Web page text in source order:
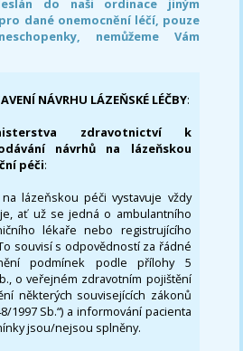
do naši ordinace jiným
dané onemocnění léčí, pouze
nemůžeme Vám
NÁVRHU LÁZEŇSKÉ LÉČBY:
zdravotnictví k
návrhů na lázeňskou
péči:
lázeňskou péči vystavuje vždy
ať už se jedná o ambulantního
lékaře nebo registrujícího
souvisí s odpovědností za řádné
podmínek podle přílohy 5
o veřejném zdravotním pojištění
některých souvisejících zákonů
1997 Sb.“) a informování pacienta
jsou/nejsou splněny.